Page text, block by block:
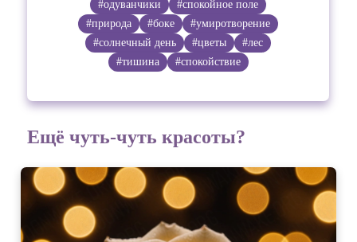
#одуванчики
#спокойное поле
#природа
#боке
#умиротворение
#солнечный день
#цветы
#лес
#тишина
#спокойствие
Ещё чуть-чуть красоты?